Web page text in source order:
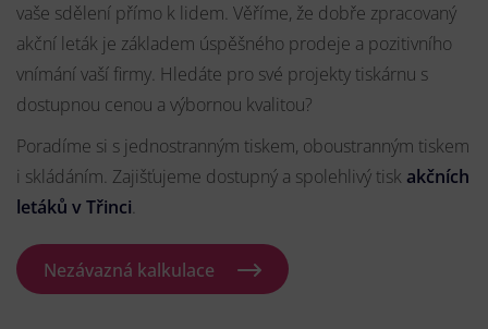
vaše sdělení přímo k lidem. Věříme, že dobře zpracovaný
akční leták je základem úspěšného prodeje a pozitivního
vnímání vaší firmy. Hledáte pro své projekty tiskárnu s
dostupnou cenou a výbornou kvalitou?
Poradíme si s jednostranným tiskem, oboustranným tiskem
i skládáním. Zajišťujeme dostupný a spolehlivý tisk akčních
letáků v Třinci.
Nezávazná kalkulace